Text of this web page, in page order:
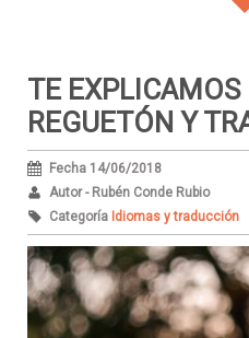
TE EXPLICAMOS
REGUETÓN Y
Fecha 14/06/2018
Autor - Rubén Conde Rubio
Categoría Idiomas y traducción